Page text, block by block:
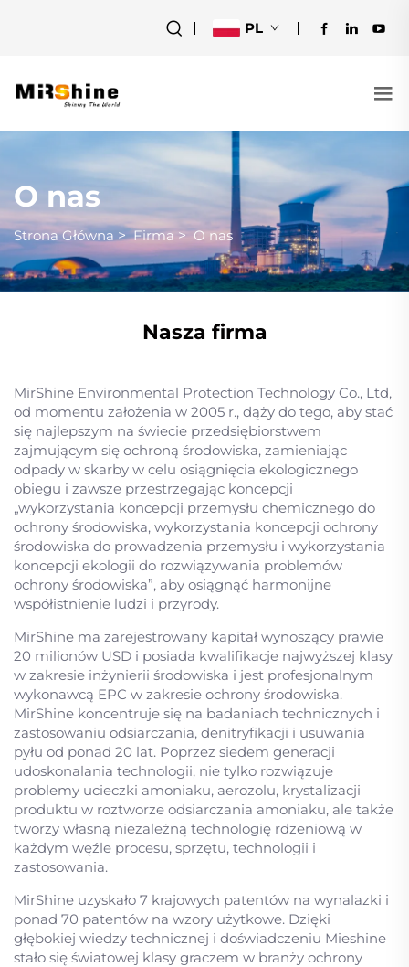
PL
O nas
Strona Główna >Firma >O nas
Nasza firma
MirShine Environmental Protection Technology Co., Ltd,
od momentu założenia w 2005 r., dąży do tego, aby stać
się najlepszym na świecie przedsiębiorstwem
zajmującym się ochroną środowiska, zamieniając
odpady w skarby w celu osiągnięcia ekologicznego
obiegu i zawsze przestrzegając koncepcji
„wykorzystania koncepcji przemysłu chemicznego do
ochrony środowiska, wykorzystania koncepcji ochrony
środowiska do prowadzenia przemysłu i wykorzystania
koncepcji ekologii do rozwiązywania problemów
ochrony środowiska”, aby osiągnąć harmonijne
współistnienie ludzi i przyrody.
MirShine ma zarejestrowany kapitał wynoszący prawie
20 milionów USD i posiada kwalifikacje najwyższej klasy
w zakresie inżynierii środowiska i jest profesjonalnym
wykonawcą EPC w zakresie ochrony środowiska.
MirShine koncentruje się na badaniach technicznych i
zastosowaniu odsiarczania, denitryfikacji i usuwania
pyłu od ponad 20 lat. Poprzez siedem generacji
udoskonalania technologii, nie tylko rozwiązuje
problemy ucieczki amoniaku, aerozolu, krystalizacji
produktu w roztworze odsiarczania amoniaku, ale także
tworzy własną niezależną technologię rdzeniową w
każdym węźle procesu, sprzętu, technologii i
zastosowania.
MirShine uzyskało 7 krajowych patentów na wynalazki i
ponad 70 patentów na wzory użytkowe. Dzięki
głębokiej wiedzy technicznej i doświadczeniu Mieshine
stało się światowej klasy graczem w branży ochrony